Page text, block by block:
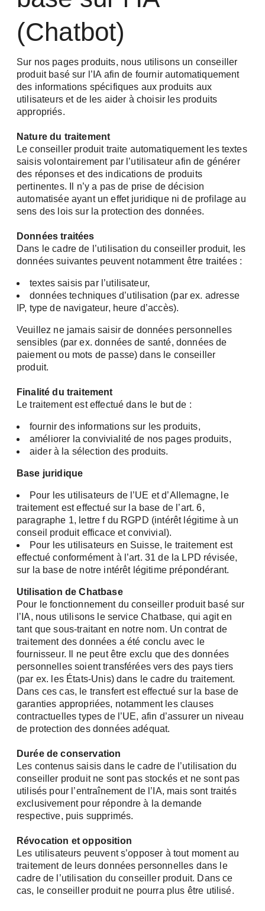
(Chatbot)
Sur nos pages produits, nous utilisons un conseiller
produit basé sur l’IA afin de fournir automatiquement
des informations spécifiques aux produits aux
utilisateurs et de les aider à choisir les produits
appropriés.
Nature du traitement
Le conseiller produit traite automatiquement les textes
saisis volontairement par l’utilisateur afin de générer
des réponses et des indications de produits
pertinentes. Il n’y a pas de prise de décision
automatisée ayant un effet juridique ni de profilage au
sens des lois sur la protection des données.
Données traitées
Dans le cadre de l’utilisation du conseiller produit, les
données suivantes peuvent notamment être traitées :
textes saisis par l’utilisateur,
données techniques d’utilisation (par ex. adresse
IP, type de navigateur, heure d’accès).
Veuillez ne jamais saisir de données personnelles
sensibles (par ex. données de santé, données de
paiement ou mots de passe) dans le conseiller
produit.
Finalité du traitement
Le traitement est effectué dans le but de :
fournir des informations sur les produits,
améliorer la convivialité de nos pages produits,
aider à la sélection des produits.
Base juridique
Pour les utilisateurs de l’UE et d’Allemagne, le
traitement est effectué sur la base de l’art. 6,
paragraphe 1, lettre f du RGPD (intérêt légitime à un
conseil produit efficace et convivial).
Pour les utilisateurs en Suisse, le traitement est
effectué conformément à l’art. 31 de la LPD révisée,
sur la base de notre intérêt légitime prépondérant.
Utilisation de Chatbase
Pour le fonctionnement du conseiller produit basé sur
l’IA, nous utilisons le service Chatbase, qui agit en
tant que sous-traitant en notre nom. Un contrat de
traitement des données a été conclu avec le
fournisseur. Il ne peut être exclu que des données
personnelles soient transférées vers des pays tiers
(par ex. les États-Unis) dans le cadre du traitement.
Dans ces cas, le transfert est effectué sur la base de
garanties appropriées, notamment les clauses
contractuelles types de l’UE, afin d’assurer un niveau
de protection des données adéquat.
Durée de conservation
Les contenus saisis dans le cadre de l’utilisation du
conseiller produit ne sont pas stockés et ne sont pas
utilisés pour l’entraînement de l’IA, mais sont traités
exclusivement pour répondre à la demande
respective, puis supprimés.
Révocation et opposition
Les utilisateurs peuvent s’opposer à tout moment au
traitement de leurs données personnelles dans le
cadre de l’utilisation du conseiller produit. Dans ce
cas, le conseiller produit ne pourra plus être utilisé.